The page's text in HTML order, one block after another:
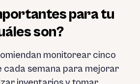
para tu
son?
monitorear cinco
cada semana para mejorar